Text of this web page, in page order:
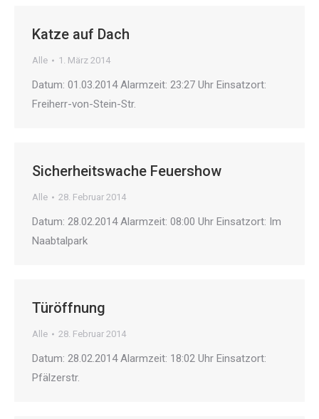
Katze auf Dach
Alle 1. März 2014
Datum: 01.03.2014 Alarmzeit: 23:27 Uhr Einsatzort:
Freiherr-von-Stein-Str.
Sicherheitswache Feuershow
Alle 28. Februar 2014
Datum: 28.02.2014 Alarmzeit: 08:00 Uhr Einsatzort: Im
Naabtalpark
Türöffnung
Alle 28. Februar 2014
Datum: 28.02.2014 Alarmzeit: 18:02 Uhr Einsatzort:
Pfälzerstr.